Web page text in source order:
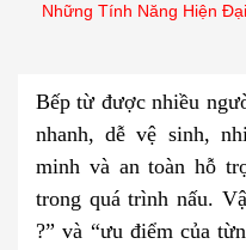
Những Tính Năng Hiện
Bếp từ được nhiều
nhanh, dễ vệ sinh,
minh và an toàn hỗ
trong quá trình nấu.
?” và “ưu điểm của